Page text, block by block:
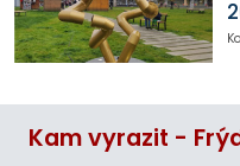
Kam vyrazit -